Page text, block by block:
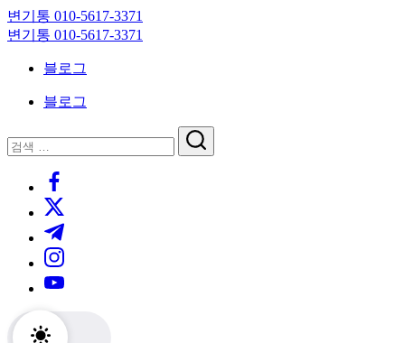
Skip
to
content
변기통 010-5617-3371
변
대
기
변기통 010-5617-3371
크
대
기
블로그
블로그
닫
기
검
검
https://www.facebook.com/
https://twitter.com/
https://t.me/
https://www.instagram.com/
https://youtube.com/